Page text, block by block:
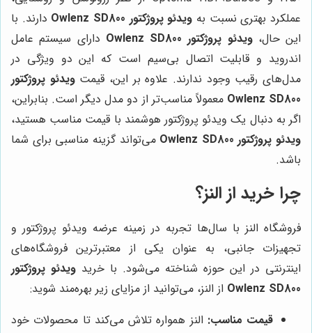
عملکرد بهتری نسبت به ویدئو پروژکتور Owlenz SD800
دارند. با
این حال،ویدئو پروژکتور Owlenz SD800
دارای سیستم عامل
اندروید و قابلیت اتصال بی‌سیم است که این دو ویژگی در
مدل‌های رقیب وجود ندارند. علاوه بر این، قیمتویدئو پروژکتور
Owlenz SD800 معمولاً مناسب‌تر از دو مدل دیگر است. بنابراین،
اگر به دنبال یک ویدئو پروژکتور هوشمند با قیمت مناسب هستید،
ویدئو پروژکتور Owlenz SD800
می‌تواند گزینه مناسبی برای شما
باشد.
چرا خرید از النز؟
فروشگاه النز با سال‌ها تجربه در زمینه عرضه ویدئو پروژکتور و
تجهیزات جانبی، به عنوان یکی از معتبرترین فروشگاه‌های
اینترنتی در این حوزه شناخته می‌شود. با خرید ویدئو پروژکتور
Owlenz SD800 از النز، می‌توانید از مزایای زیر بهره‌مند شوید:
قیمت مناسب: النز همواره تلاش می‌کند تا محصولات خود